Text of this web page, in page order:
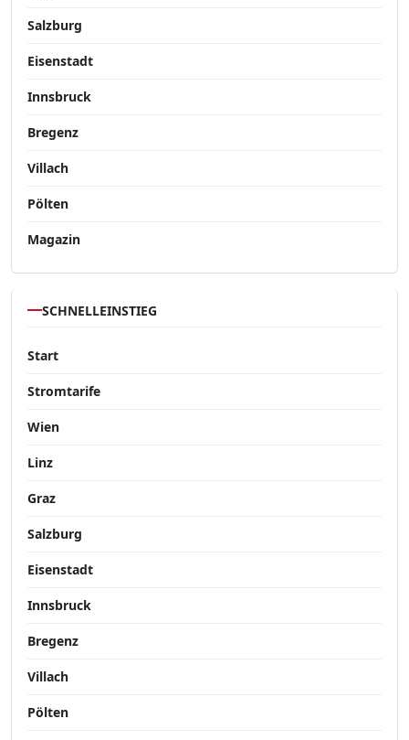
Salzburg
Eisenstadt
Innsbruck
Bregenz
Villach
Pölten
Magazin
SCHNELLEINSTIEG
Start
Stromtarife
Wien
Linz
Graz
Salzburg
Eisenstadt
Innsbruck
Bregenz
Villach
Pölten